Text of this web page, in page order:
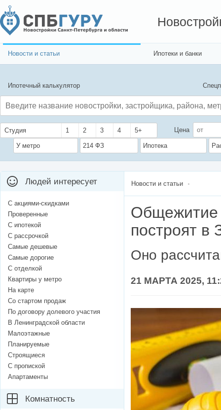
Новости и статьи Ипотеки и банки
Ипотечный калькулятор
Студия 1 2 3 4 5+ Цена
У метро 214 ФЗ Ипотека
Новости и статьи
Общежитие
построят в
Оно
21 МАРТА 2025,
Людей интересует
С акциями-скидками
Проверенные
С ипотекой
С рассрочкой
Самые дешевые
Самые дорогие
С отделкой
Квартиры у метро
На карте
Со стартом продаж
По договору долевого участия
В Ленинградской области
Малоэтажные
Планируемые
Строящиеся
С пропиской
Апартаменты
Комнатность